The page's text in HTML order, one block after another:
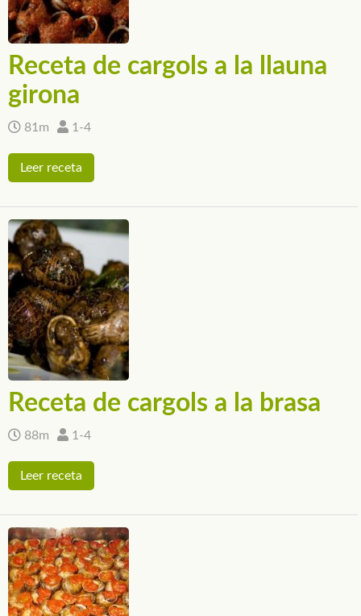
Receta de cargols a la llauna
girona
81m 1-4
Leer receta
Receta de cargols a la brasa
88m 1-4
Leer receta